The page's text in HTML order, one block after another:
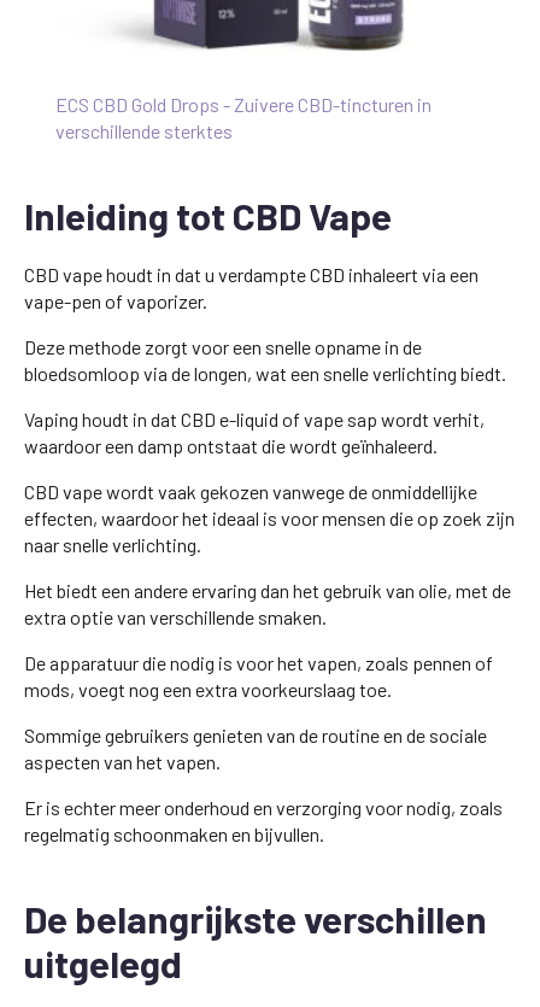
ECS CBD Gold Drops - Zuivere CBD-tincturen in
verschillende sterktes
Inleiding tot CBD Vape
CBD vape houdt in dat u verdampte CBD inhaleert via een
vape-pen of vaporizer.
Deze methode zorgt voor een snelle opname in de
bloedsomloop via de longen, wat een snelle verlichting biedt.
Vaping houdt in dat CBD e-liquid of vape sap wordt verhit,
waardoor een damp ontstaat die wordt geïnhaleerd.
CBD vape wordt vaak gekozen vanwege de onmiddellijke
effecten, waardoor het ideaal is voor mensen die op zoek zijn
naar snelle verlichting.
Het biedt een andere ervaring dan het gebruik van olie, met de
extra optie van verschillende smaken.
De apparatuur die nodig is voor het vapen, zoals pennen of
mods, voegt nog een extra voorkeurslaag toe.
Sommige gebruikers genieten van de routine en de sociale
aspecten van het vapen.
Er is echter meer onderhoud en verzorging voor nodig, zoals
regelmatig schoonmaken en bijvullen.
De belangrijkste verschillen
uitgelegd